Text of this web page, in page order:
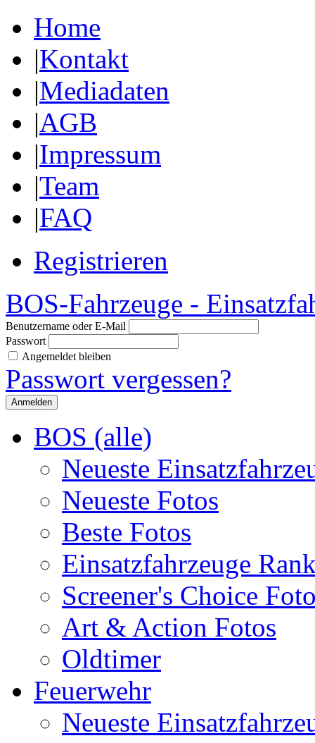
Home
|Kontakt
|Mediadaten
|AGB
|Impressum
|Team
|FAQ
Registrieren
BOS-Fahrzeuge -
Benutzername oder E-Mail
Passwort
Angemeldet bleiben
Passwort vergessen?
BOS (alle)
Neueste
Neueste Fotos
Beste Fotos
Einsatzfahrzeuge
Screener's Choice
Art & Action Fotos
Oldtimer
Feuerwehr
Neueste